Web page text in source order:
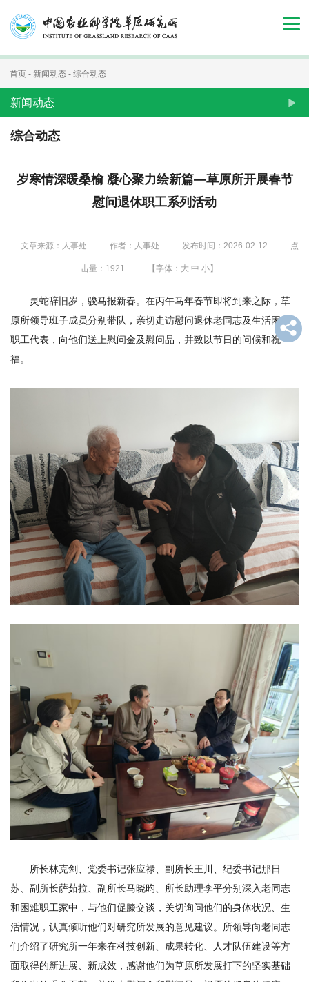
首
织
新
人
才
研
究
合
作
交
究
生
培
养
党
的
建
术
期
刊
首页 - 新闻动态 - 综合动态
新闻动态
综合动态
岁寒情深暖桑榆 凝心聚力绘新篇—草原所开展春节
慰问退休职工系列活动
文章来源：人事处 作者：人事处 发布时间：2026-02-12 点
击量： 1921 【字体： 大 中 小】
灵蛇辞旧岁，骏马报新春。在丙午马年春节即将到来之际，草
原所领导班子成员分别带队，亲切走访慰问退休老同志及生活困难
职工代表，向他们送上慰问金及慰问品，并致以节日的问候和祝
福。
所长林克剑、党委书记张应禄、副所长王川、纪委书记那日
苏、副所长萨茹拉、副所长马晓昀、所长助理李平分别深入老同志
和困难职工家中，与他们促膝交谈，关切询问他们的身体状况、生
活情况，认真倾听他们对研究所发展的意见建议。所领导向老同志
们介绍了研究所一年来在科技创新、成果转化、人才队伍建设等方
面取得的新进展、新成效，感谢他们为草原所发展打下的坚实基础